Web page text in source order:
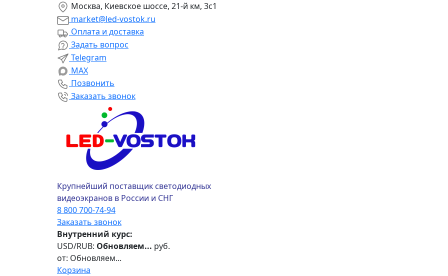
Москва, Киевское шоссе, 21-й км, 3с1
market@led-vostok.ru
Оплата и доставка
Задать вопрос
Telegram
MAX
Позвонить
Заказать звонок
Крупнейший поставщик светодиодных
видеоэкранов в России и СНГ
8 800 700-74-94
Заказать звонок
Внутренний курс:
USD/RUB: Обновляем... руб.
от: Обновляем...
Корзина